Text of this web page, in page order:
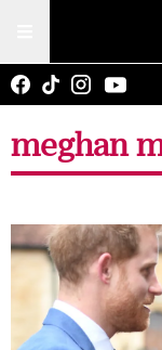
meghan